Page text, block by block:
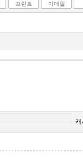
프린트 이메일
캐